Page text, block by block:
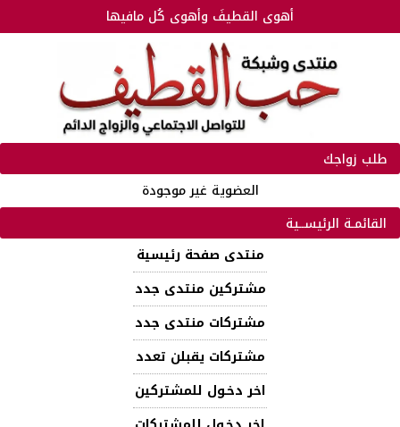
أهوى القطيفَ وأهوى كُل مافيها
طلب زواجك
العضوية غير موجودة
القائمـة الرئيســية
منتدى صفحة رئيسية
مشتركين منتدى جدد
مشتركات منتدى جدد
مشتركات يقبلن تعدد
اخر دخـول للمشتركين